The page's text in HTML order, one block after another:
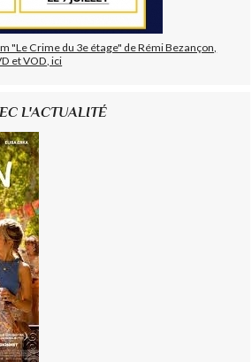
"Le Crime du 3e étage" de Rémi Bezançon,
et VOD, ici
L'ACTUALITÉ